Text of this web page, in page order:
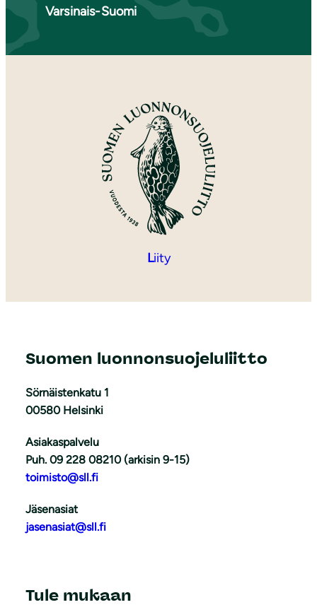
Varsinais-Suomi
Liity
Suomen luonnonsuojeluliitto
Sörnäistenkatu 1
00580 Helsinki
Asiakaspalvelu
Puh. 09 228 08210 (arkisin 9-15)
toimisto@sll.fi
Jäsenasiat
jasenasiat@sll.fi
Tule mukaan